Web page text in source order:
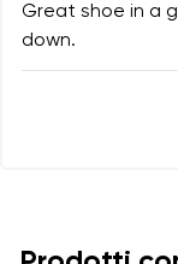
Great shoe in a
down.